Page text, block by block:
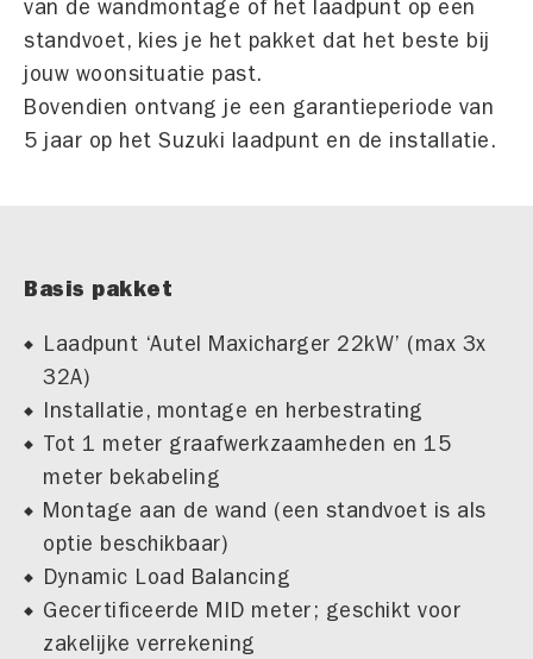
van de wandmontage of het laadpunt op een
standvoet, kies je het pakket dat het beste bij
jouw woonsituatie past.
Bovendien ontvang je een garantieperiode van
5 jaar op het Suzuki laadpunt en de installatie.
Basis pakket
Laadpunt ‘Autel Maxicharger 22kW’ (max 3x
32A)
Installatie, montage en herbestrating
Tot 1 meter graafwerkzaamheden en 15
meter bekabeling
Montage aan de wand (een standvoet is als
optie beschikbaar)
Dynamic Load Balancing
Gecertificeerde MID meter; geschikt voor
zakelijke verrekening